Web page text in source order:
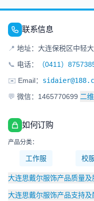
联系信息
📍 地址：大连保税区中轻
📞 电话：
（0411）
✉️ Email：
💬 微信：1465770699 二
如何订购
产品分类：
工作服 校
大连思戴尔服饰产品质量及
大连思戴尔服饰产品支持及